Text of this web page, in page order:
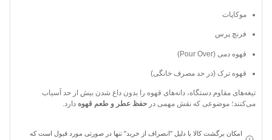
موکاپات
فرنچ پرس
قهوه دمی (Pour Over)
قهوه ترک (در حد مصرف خانگی)
تیغه‌های مقاوم دستگاه، دانه‌های قهوه را بدون داغ شدن بیش از حد آسیاب
می‌کنند؛ موضوعی که نقش مهمی در حفظ عطر و طعم قهوه دارد.
امکان برگشت کالا با دلیل "انصراف از خرید" تنها در صورتی مورد قبول است که